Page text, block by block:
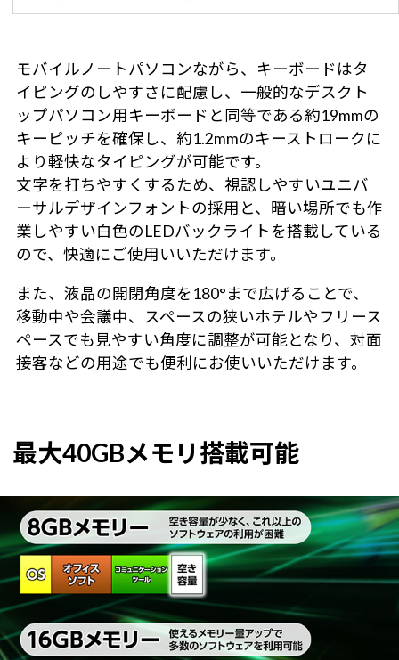
モバイルノートパソコンながら、キーボードはタ
イピングのしやすさに配慮し、一般的なデスクト
ップパソコン用キーボードと同等である約19mmの
キーピッチを確保し、約1.2mmのキーストロークに
より軽快なタイピングが可能です。
文字を打ちやすくするため、視認しやすいユニバ
ーサルデザインフォントの採用と、暗い場所でも作
業しやすい白色のLEDバックライトを搭載している
ので、快適にご使用いいただけます。
また、液晶の開閉角度を180°まで広げることで、
移動中や会議中、スペースの狭いホテルやフリース
ペースでも見やすい角度に調整が可能となり、対面
接客などの用途でも便利にお使いいただけます。
最大40GBメモリ搭載可能